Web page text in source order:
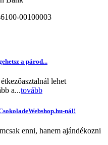
00100003
a párod...
lehet
a...tovább
nál!
enni, hanem ajándékozni